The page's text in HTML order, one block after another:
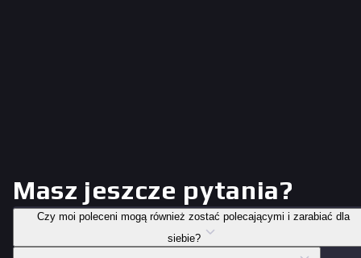
Masz jeszcze pytania?
Czy moi poleceni mogą również zostać polecającymi i zarabiać dla
siebie?